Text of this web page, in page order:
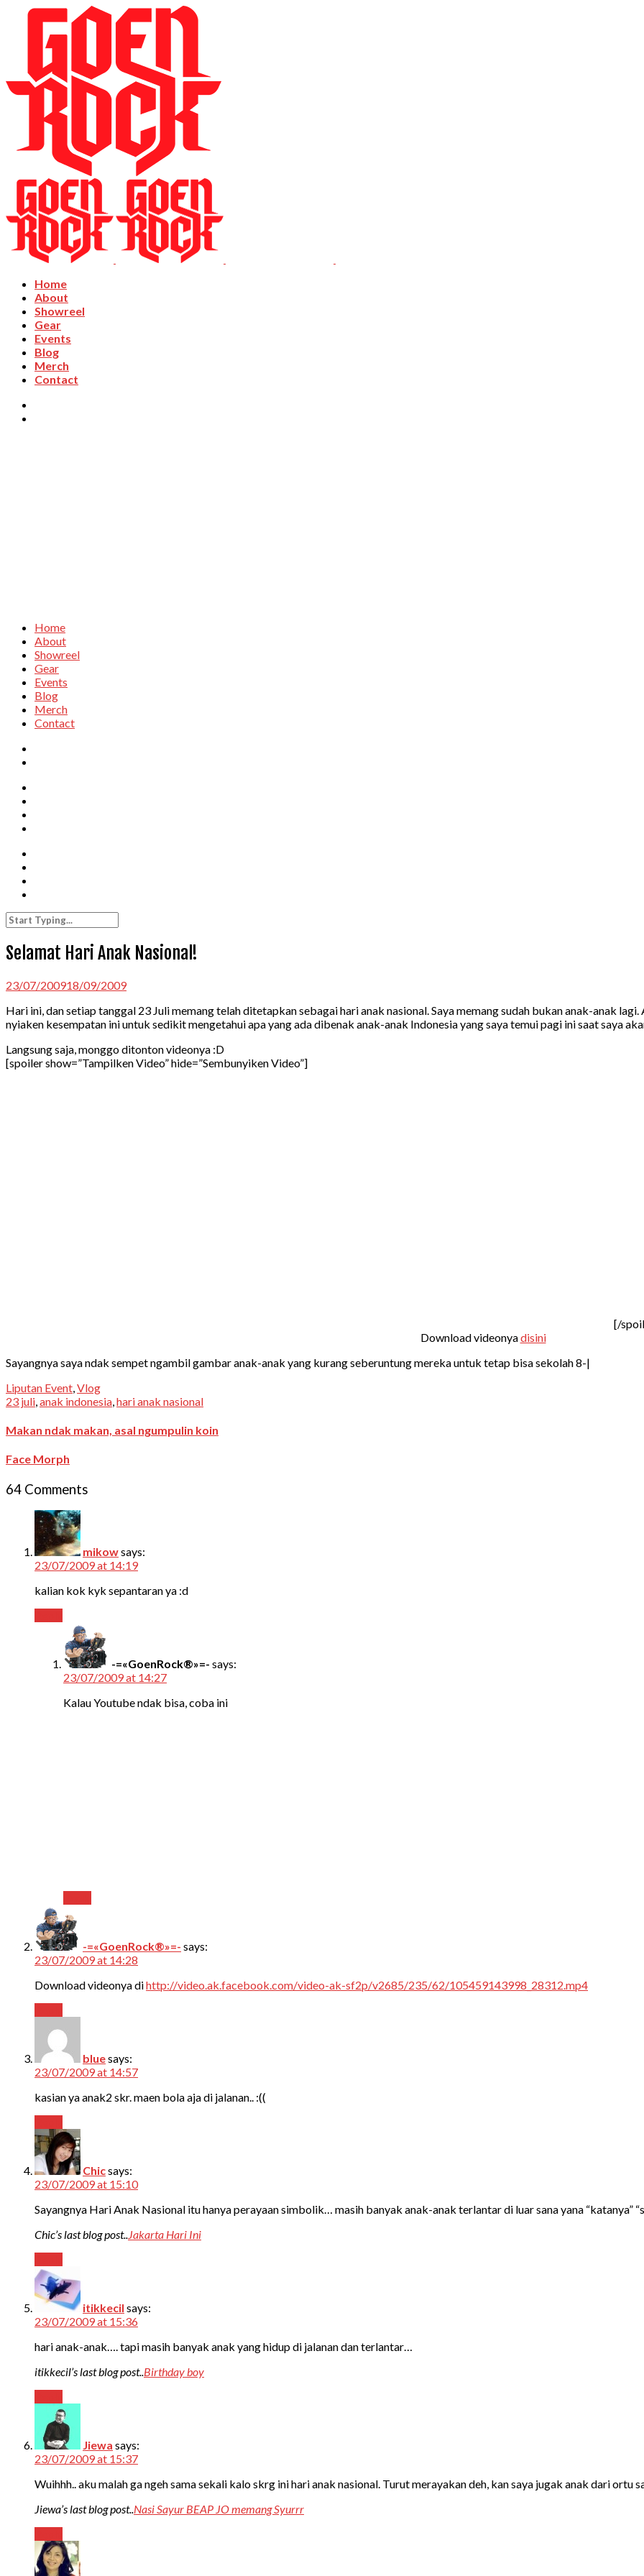
Home
About
Showreel
Gear
Events
Blog
Merch
Contact
Home
About
Showreel
Gear
Events
Blog
Merch
Contact
Selamat Hari Anak Nasional!
23/07/200918/09/2009
Hari ini, dan setiap tanggal 23 Juli memang telah ditetapkan sebagai hari anak nasional. Saya memang sudah bukan anak-anak
nyiaken kesempatan ini untuk sedikit mengetahui apa yang ada dibenak anak-anak Indonesia yang saya temui pagi ini saat saya
Langsung saja, monggo ditonton videonya :D
[spoiler show=”Tampilken Video” hide=”Sembunyiken Video”]
[/
Download videonyadisini
Sayangnya saya ndak sempet ngambil gambar anak-anak yang kurang seberuntung mereka untuk tetap bisa sekolah 8-|
Liputan Event,Vlog
23 juli,anak indonesia,hari anak nasional
Makan ndak makan, asal ngumpulin koin
Face Morph
64 Comments
mikowsays:
23/07/2009 at 14:19
kalian kok kyk sepantaran ya :d
-=«GoenRock®»=- says:
23/07/2009 at 14:27
Kalau Youtube ndak bisa, coba ini
-=«GoenRock®»=- says:
23/07/2009 at 14:28
Download videonya dihttp://video.ak.facebook.com/video-ak-sf2p/v2685/235/62/105459143998_28312.mp4
bluesays:
23/07/2009 at 14:57
kasian ya anak2 skr. maen bola aja di jalanan.. :((
Chicsays:
23/07/2009 at 15:10
Sayangnya Hari Anak Nasional itu hanya perayaan simbolik… masih banyak anak-anak terlantar di luar sana yana “katanya”
Chic’s last blog post..Jakarta Hari Ini
itikkecil says:
23/07/2009 at 15:36
hari anak-anak…. tapi masih banyak anak yang hidup di jalanan dan terlantar…
itikkecil’s last blog post..Birthday boy
Jiewa says:
23/07/2009 at 15:37
Wuihhh.. aku malah ga ngeh sama sekali kalo skrg ini hari anak nasional. Turut merayakan deh, kan saya jugak anak dari ortu
Jiewa’s last blog post..Nasi Sayur BEAP JO memang Syurrr